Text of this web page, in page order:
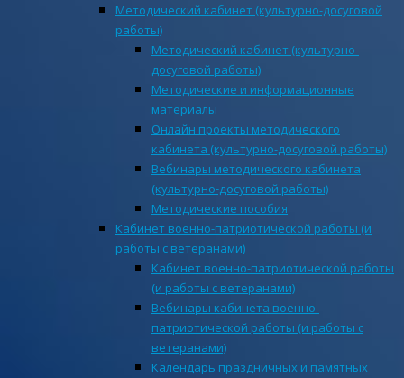
Методический кабинет (культурно-досуговой
работы)
Методический кабинет (культурно-
досуговой работы)
Методические и информационные
материалы
Онлайн проекты методического
кабинета (культурно-досуговой работы)
Вебинары методического кабинета
(культурно-досуговой работы)
Методические пособия
Кабинет военно-патриотической работы (и
работы с ветеранами)
Кабинет военно-патриотической работы
(и работы с ветеранами)
Вебинары кабинета военно-
патриотической работы (и работы с
ветеранами)
Календарь праздничных и памятных